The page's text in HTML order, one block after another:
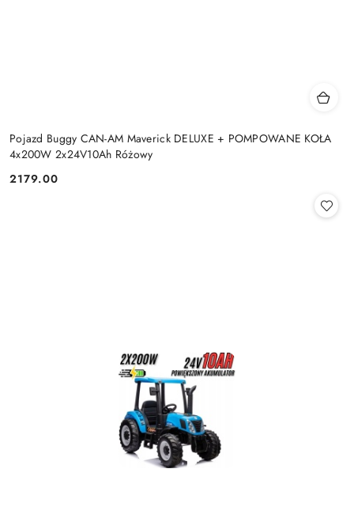
Pojazd Buggy CAN-AM Maverick DELUXE + POMPOWANE KOŁA
4x200W 2x24V10Ah Różowy
Cena:
2179.00